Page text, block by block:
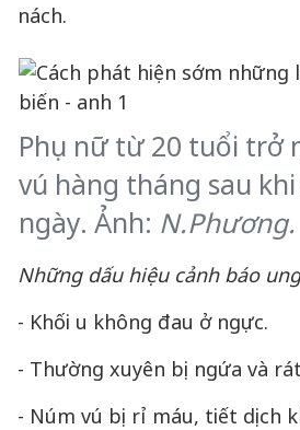
nách.
Phụ nữ từ 20 tuổi trở
vú hàng tháng sau
ngày. Ảnh: N.Phương.
Những dấu hiệu cảnh báo
- Khối u không đau ở ngực.
- Thường xuyên bị ngứa và
- Núm vú bị rỉ máu, tiết dịch